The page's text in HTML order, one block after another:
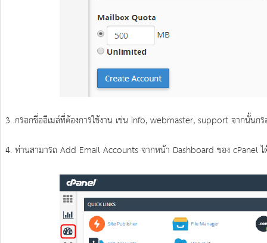
3. กรอกชื่ออีเมล์ที่ต้องการใช้งาน เช่น info, webmaster, support จากนั้
4. ท่านสามารถ Add Email Accounts จากหน้า Dashboard ของ cPanel ไ